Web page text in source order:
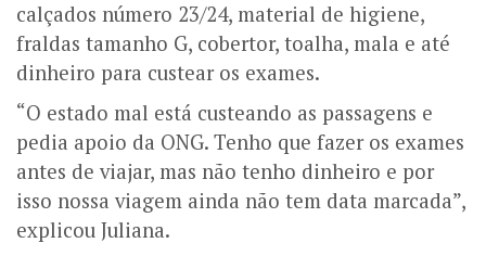
calçados número 23/24, material de higiene,
fraldas tamanho G, cobertor, toalha, mala e até
dinheiro para custear os exames.
“O estado mal está custeando as passagens e
pedia apoio da ONG. Tenho que fazer os exames
antes de viajar, mas não tenho dinheiro e por
isso nossa viagem ainda não tem data marcada”,
explicou Juliana.